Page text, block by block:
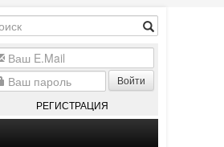
Войти
РЕГИСТРАЦИЯ